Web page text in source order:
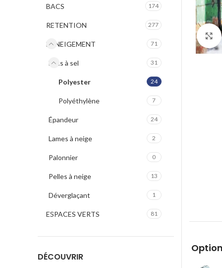
BACS 174
RETENTION 277
DENEIGEMENT 71
Bacs à sel 31
Polyester 24
Polyéthylène 7
Épandeur 24
Lames à neige 2
Palonnier 0
Pelles à neige 13
Déverglaçant 1
ESPACES VERTS 81
DÉCOUVRIR